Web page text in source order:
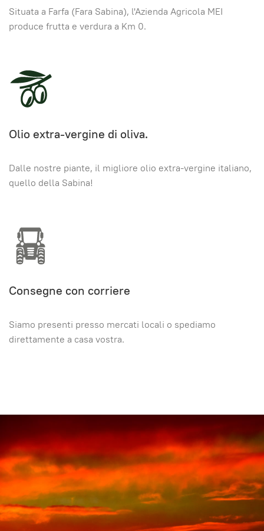
Situata a Farfa (Fara Sabina), l'Azienda Agricola MEI
produce frutta e verdura a Km 0.
Olio extra-vergine di oliva.
Dalle nostre piante, il migliore olio extra-vergine italiano,
quello della Sabina!
Consegne con corriere
Siamo presenti presso mercati locali o spediamo
direttamente a casa vostra.